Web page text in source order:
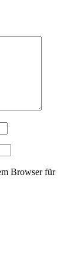
Browser für